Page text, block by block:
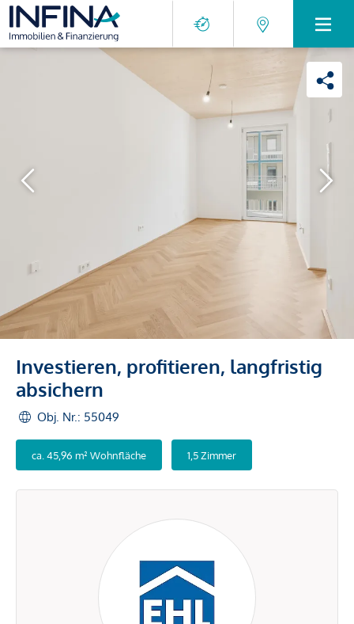
Investieren, profitieren, langfristig
absichern
Obj. Nr.: 55049
ca. 45,96 m² Wohnfläche 1,5 Zimmer